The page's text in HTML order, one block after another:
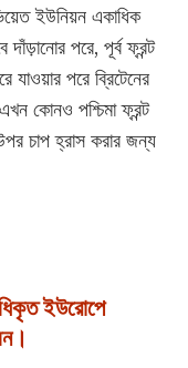
ইউনিয়ন একাধিক
দাঁড়ানোর পরে, পূর্ব ফ্রন্ট
যাওয়ার পরে ব্রিটেনের
কোনও পশ্চিমা ফ্রন্ট
উপর চাপ হ্রাস করার জন্য
ইউরোপে